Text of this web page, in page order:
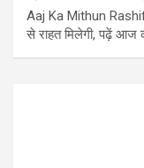
Aaj Ka Mithun
से राहत मिलेगी, पढ़ें आज